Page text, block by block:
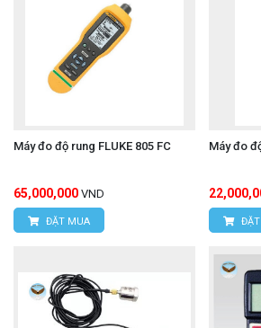
Máy đo độ rung FLUKE 805 FC
65,000,000 VND
ĐẶT MUA
Máy đo